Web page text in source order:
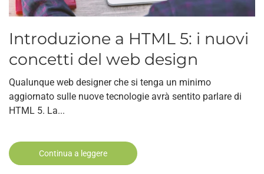
Introduzione a HTML 5: i nuovi
concetti del web design
Qualunque web designer che si tenga un minimo
aggiornato sulle nuove tecnologie avrà sentito parlare di
HTML 5. La...
Continua a leggere